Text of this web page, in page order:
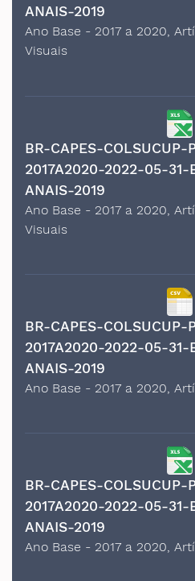
ANAIS-2019
Ano Base - 2017 a 2020,
Visuais
BR-CAPES-COLSUCUP-
2017A2020-2022-05-31-
ANAIS-2019
Ano Base - 2017 a 2020,
Visuais
BR-CAPES-COLSUCUP-
2017A2020-2022-05-31-
ANAIS-2019
Ano Base - 2017 a 2020,
BR-CAPES-COLSUCUP-
2017A2020-2022-05-31-
ANAIS-2019
Ano Base - 2017 a 2020,